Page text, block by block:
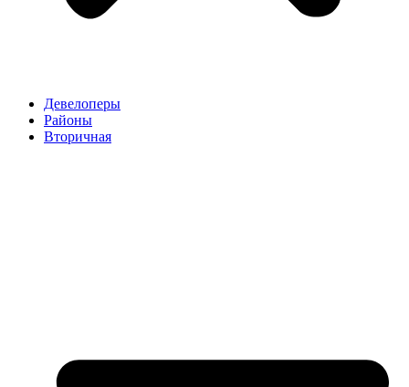
Девелоперы
Районы
Вторичная